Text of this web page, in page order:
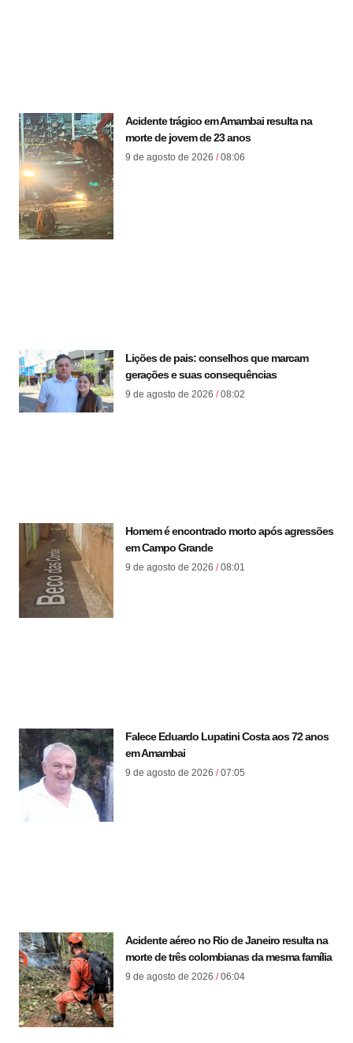
Acidente trágico em Amambai resulta na
morte de jovem de 23 anos
9 de agosto de 2026 08:06
Lições de pais: conselhos que marcam
gerações e suas consequências
9 de agosto de 2026 08:02
Homem é encontrado morto após agressões
em Campo Grande
9 de agosto de 2026 08:01
Falece Eduardo Lupatini Costa aos 72 anos
em Amambai
9 de agosto de 2026 07:05
Acidente aéreo no Rio de Janeiro resulta na
morte de três colombianas da mesma família
9 de agosto de 2026 06:04